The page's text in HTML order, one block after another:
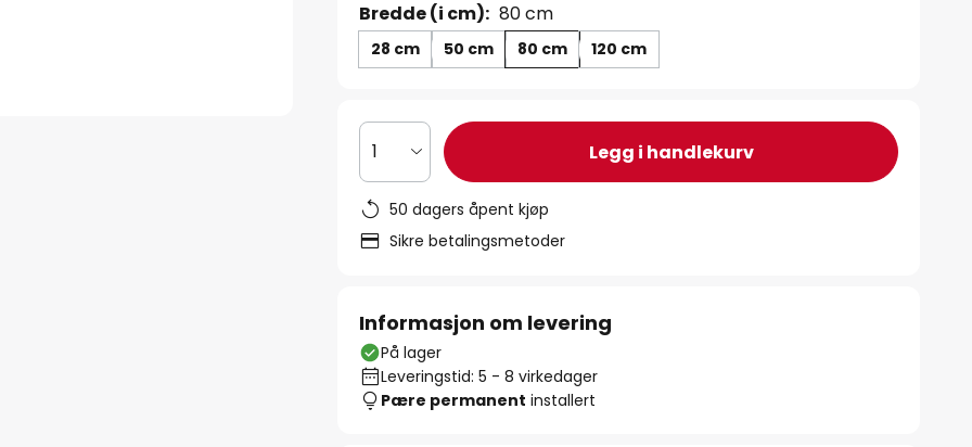
Bredde (i cm): 80 cm
28 cm 50 cm 80 cm 120 cm
1 Legg i handlekurv
50 dagers åpent kjøp
Sikre betalingsmetoder
Informasjon om levering
På lager
Leveringstid: 5 - 8 virkedager
Pære permanent installert